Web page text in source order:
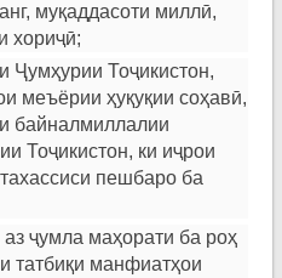
муқаддасоти миллӣ,
хориҷӣ;
Ҷумҳурии Тоҷикистон,
меъёрии ҳуқуқии соҳавӣ,
байналмиллалии
Тоҷикистон, ки иҷрои
пешбаро ба
ҷумла маҳорати ба роҳ
татбиқи манфиатҳои